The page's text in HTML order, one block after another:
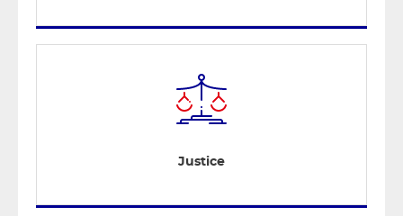
Justice